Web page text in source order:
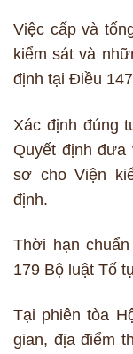
Việc cấp và
kiểm sát và
định tại Điều
Xác định đúng
Quyết định
sơ cho Viện
định.
Thời hạn
179 Bộ luật Tố
Tại phiên tòa
gian, địa điểm